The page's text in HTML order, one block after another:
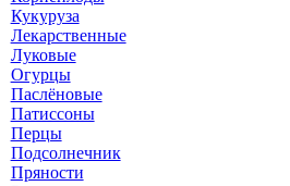
Кукуруза
Лекарственные
Луковые
Огурцы
Паслёновые
Патиссоны
Перцы
Подсолнечник
Пряности